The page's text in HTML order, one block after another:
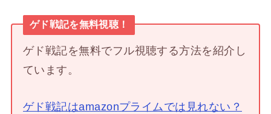
ゲド戦記を無料視聴！
ゲド戦記を無料でフル視聴する方法を紹介し
ています。
ゲド戦記はamazonプライムでは見れない？